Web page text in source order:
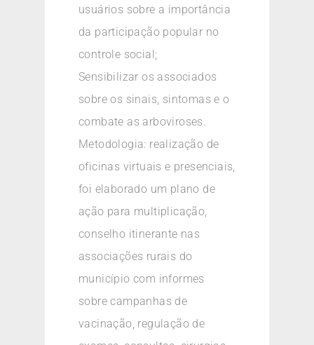
usuários sobre a importância
da participação popular no
controle social;
Sensibilizar os associados
sobre os sinais, sintomas e o
combate as arboviroses.
Metodologia: realização de
oficinas virtuais e presenciais,
foi elaborado um plano de
ação para multiplicação,
conselho itinerante nas
associações rurais do
município com informes
sobre campanhas de
vacinação, regulação de